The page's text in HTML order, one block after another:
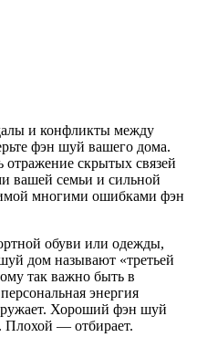
и конфликты между
фэн шуй вашего дома.
отражение скрытых связей
вашей семьи и сильной
многими ошибками фэн
обуви или одежды,
дом называют «третьей
так важно быть в
энергия
Хороший фэн шуй
Плохой — отбирает.